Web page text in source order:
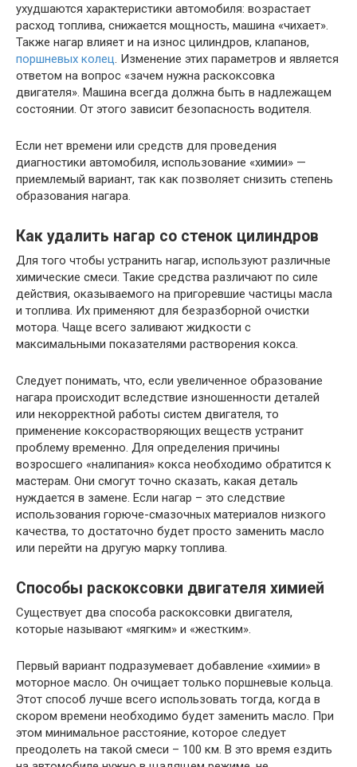
ухудшаются характеристики автомобиля: возрастает
расход топлива, снижается мощность, машина «чихает».
Также нагар влияет и на износ цилиндров, клапанов,
поршневых колец. Изменение этих параметров и является
ответом на вопрос «зачем нужна раскоксовка
двигателя». Машина всегда должна быть в надлежащем
состоянии. От этого зависит безопасность водителя.
Если нет времени или средств для проведения
диагностики автомобиля, использование «химии» —
приемлемый вариант, так как позволяет снизить степень
образования нагара.
Как удалить нагар со стенок цилиндров
Для того чтобы устранить нагар, используют различные
химические смеси. Такие средства различают по силе
действия, оказываемого на пригоревшие частицы масла
и топлива. Их применяют для безразборной очистки
мотора. Чаще всего заливают жидкости с
максимальными показателями растворения кокса.
Следует понимать, что, если увеличенное образование
нагара происходит вследствие изношенности деталей
или некорректной работы систем двигателя, то
применение коксорастворяющих веществ устранит
проблему временно. Для определения причины
возросшего «налипания» кокса необходимо обратится к
мастерам. Они смогут точно сказать, какая деталь
нуждается в замене. Если нагар – это следствие
использования горюче-смазочных материалов низкого
качества, то достаточно будет просто заменить масло
или перейти на другую марку топлива.
Способы раскоксовки двигателя химией
Существует два способа раскоксовки двигателя,
которые называют «мягким» и «жестким».
Первый вариант подразумевает добавление «химии» в
моторное масло. Он очищает только поршневые кольца.
Этот способ лучше всего использовать тогда, когда в
скором времени необходимо будет заменить масло. При
этом минимальное расстояние, которое следует
преодолеть на такой смеси – 100 км. В это время ездить